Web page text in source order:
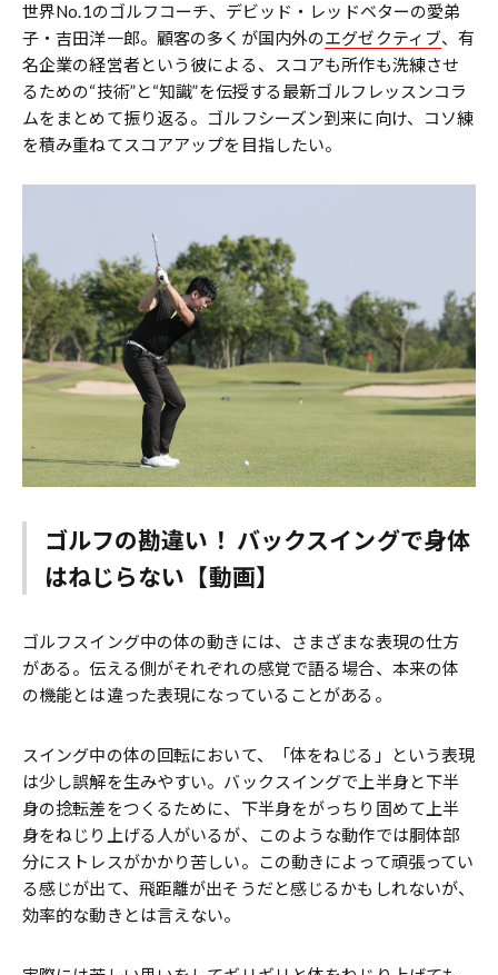
世界No.1のゴルフコーチ、デビッド・レッドベターの愛弟
子・吉田洋一郎。顧客の多くが国内外のエグゼクティブ、有
名企業の経営者という彼による、スコアも所作も洗練させ
るための“技術”と“知識”を伝授する最新ゴルフレッスンコラ
ムをまとめて振り返る。ゴルフシーズン到来に向け、コソ練
を積み重ねてスコアアップを目指したい。
ゴルフの勘違い！ バックスイングで身体
はねじらない【動画】
ゴルフスイング中の体の動きには、さまざまな表現の仕方
がある。伝える側がそれぞれの感覚で語る場合、本来の体
の機能とは違った表現になっていることがある。
スイング中の体の回転において、「体をねじる」という表現
は少し誤解を生みやすい。バックスイングで上半身と下半
身の捻転差をつくるために、下半身をがっちり固めて上半
身をねじり上げる人がいるが、このような動作では胴体部
分にストレスがかかり苦しい。この動きによって頑張ってい
る感じが出て、飛距離が出そうだと感じるかもしれないが、
効率的な動きとは言えない。